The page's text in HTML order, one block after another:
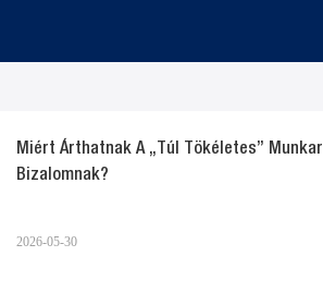
Miért Árthatnak A „túl Tökéletes”
Bizalomnak?
2026-05-30